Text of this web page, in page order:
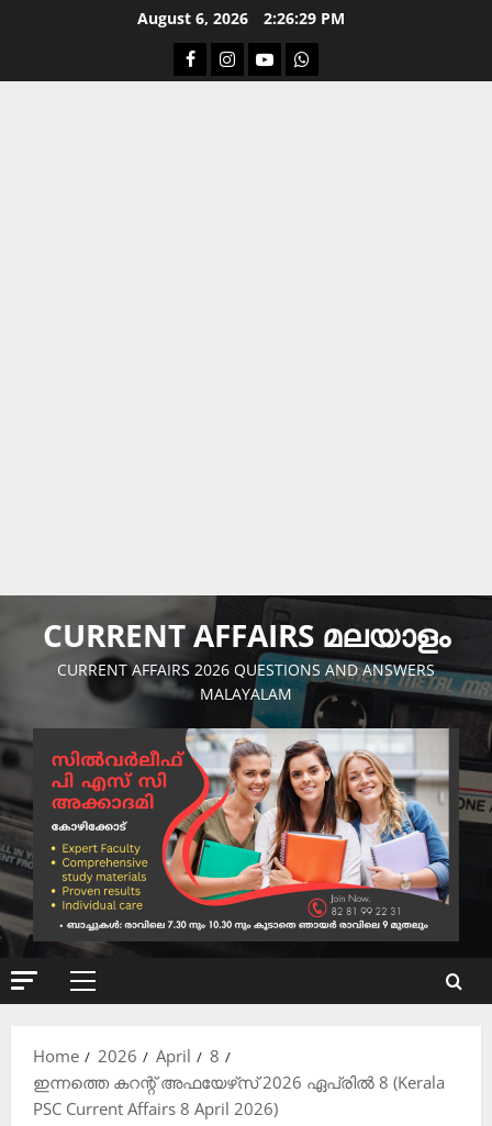
August 6, 2026 2:26:30 PM
Facebook
Instagram
YoutubeWhatsapp
CURRENT AFFAIRS മലയാളം
CURRENT AFFAIRS 2026 QUESTIONS AND ANSWERS
MALAYALAM
Primary
Home
2026 April
8
ഇന്നത്തെ കറന്റ് അഫയേഴ്‌സ് 2026 ഏപ്രില്‍ 8 (Kerala
PSC Current Affairs 8 April 2026)